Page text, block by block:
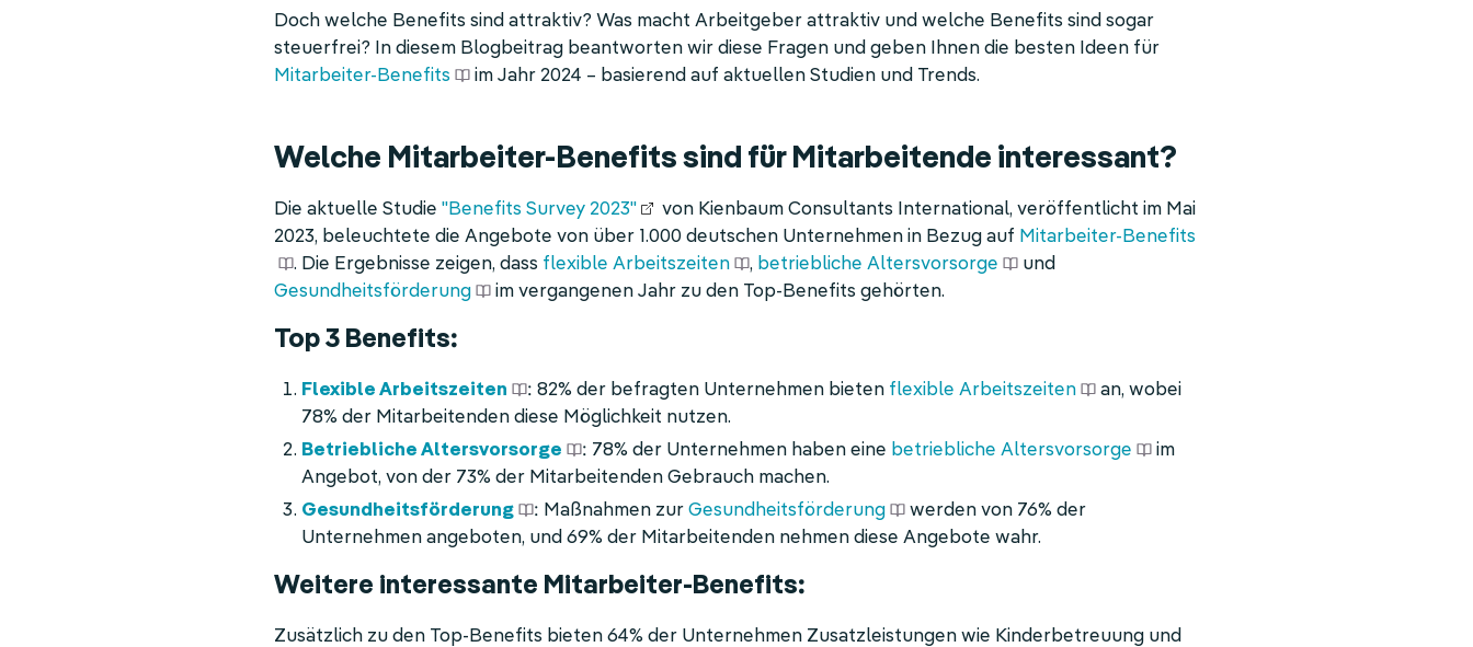
Doch welche Benefits sind attraktiv? Was macht Arbeitgeber attraktiv und welche Benefits sind sogar
steuerfrei? In diesem Blogbeitrag beantworten wir diese Fragen und geben Ihnen die besten Ideen für
Mitarbeiter-Benefits
im Jahr 2024 – basierend auf aktuellen Studien und Trends.
Welche Mitarbeiter-Benefits sind für Mitarbeitende interessant?
Die aktuelle Studie"Benefits Survey 2023"
von Kienbaum Consultants International, veröffentlicht im Mai
2023, beleuchtete die Angebote von über 1.000 deutschen Unternehmen in Bezug auf Mitarbeiter-Benefits
. Die Ergebnisse zeigen, dass flexible Arbeitszeiten , betriebliche Altersvorsorge
und
Gesundheitsförderung
im vergangenen Jahr zu den Top-Benefits gehörten.
Top 3 Benefits:
Flexible Arbeitszeiten : 82% der befragten Unternehmen bieten flexible Arbeitszeiten
an, wobei
78% der Mitarbeitenden diese Möglichkeit nutzen.
Betriebliche Altersvorsorge
: 78% der Unternehmen haben eine betriebliche Altersvorsorge
im
Angebot, von der 73% der Mitarbeitenden Gebrauch machen.
Gesundheitsförderung
: Maßnahmen zurGesundheitsförderung
werden von 76% der
Unternehmen angeboten, und 69% der Mitarbeitenden nehmen diese Angebote wahr.
Weitere interessante Mitarbeiter-Benefits:
Zusätzlich zu den Top-Benefits bieten 64% der Unternehmen Zusatzleistungen wie Kinderbetreuung und